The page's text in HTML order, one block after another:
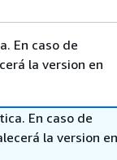
En caso de
la version en
En caso de
la version en